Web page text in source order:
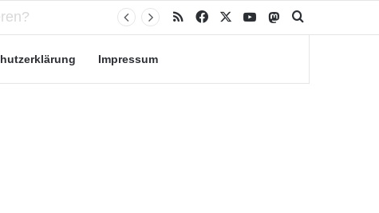
RSS Facebook YouTubeMastodon
Impressum